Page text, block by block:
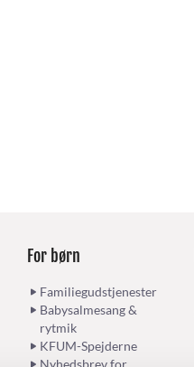
For børn
Familiegudstjenester
Babysalmesang &
rytmik
KFUM-Spejderne